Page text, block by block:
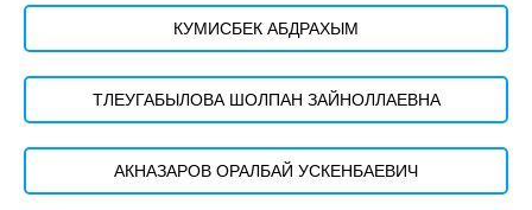
КУМИСБЕК АБДРАХЫМ
ТЛЕУГАБЫЛОВА ШОЛПАН ЗАЙНОЛЛАЕВНА
АКНАЗАРОВ ОРАЛБАЙ УСКЕНБАЕВИЧ